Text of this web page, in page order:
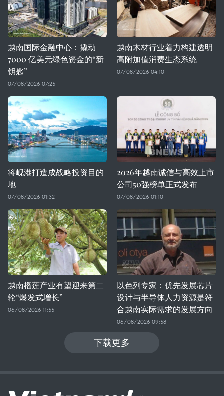
越南国际金融中心：撬动
7000 亿美元绿色资金的“新
钥匙”
07/08/2026 07:25
越南木材行业着力构建透明
高附加值消费生态系统
07/08/2026 04:10
将岘港打造成战略投资目的
地
07/08/2026 01:32
2026年越南诚信与高效上市
公司50强榜单正式发布
07/08/2026 01:10
越南榴莲产业有望迎来第二
轮“爆发式增长”
06/08/2026 11:55
以色列专家：优先发展芯片
设计与半导体人力资源是符
合越南实际需求的发展方向
06/08/2026 09:58
下载更多